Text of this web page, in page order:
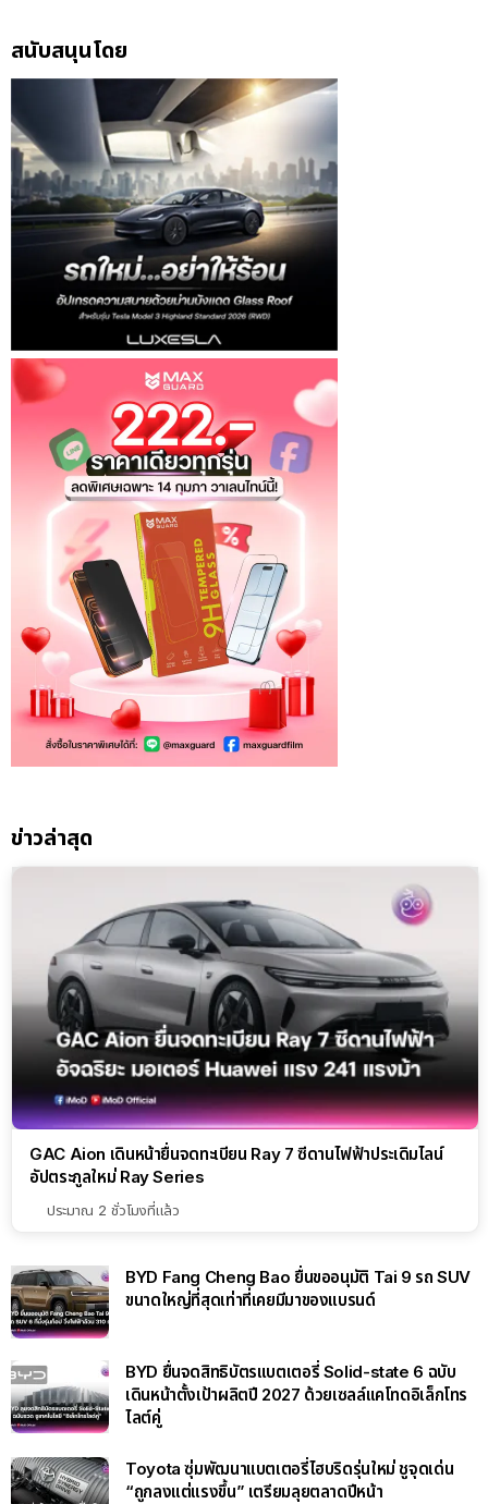
สนับสนุนโดย
ข่าวล่าสุด
GAC Aion เดินหน้ายื่นจดทะเบียน Ray 7 ซีดานไฟฟ้าประเดิมไลน์
อัปตระกูลใหม่ Ray Series
ประมาณ 2 ชั่วโมงที่แล้ว
BYD Fang Cheng Bao ยื่นขออนุมัติ Tai 9 รถ SUV
ขนาดใหญ่ที่สุดเท่าที่เคยมีมาของแบรนด์
BYD ยื่นจดสิทธิบัตรแบตเตอรี่ Solid-state 6 ฉบับ
เดินหน้าตั้งเป้าผลิตปี 2027 ด้วยเซลล์แคโทดอิเล็กโทร
ไลต์คู่
Toyota ซุ่มพัฒนาแบตเตอรี่ไฮบริดรุ่นใหม่ ชูจุดเด่น
“ถูกลงแต่แรงขึ้น” เตรียมลุยตลาดปีหน้า